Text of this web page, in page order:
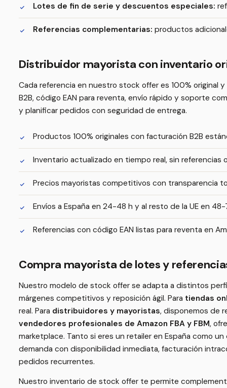
Lotes de fin de serie y descuentos especiales:
Referencias complementarias: productos
Distribuidor mayorista con inventario
Cada referencia en nuestro stock offer es 100% original
B2B, código EAN para reventa, envío rápido y soporte
y planificar pedidos con seguridad de entrega.
Productos 100% originales con facturación B2B
Inventario actualizado en tiempo real, sin referencias
Precios mayoristas competitivos con transparencia
Envíos a España en 24-48 h y al resto de la UE en
Referencias con código EAN listas para reventa en
Compra mayorista de lotes y
Nuestro modelo de stock offer se adapta a distintos
márgenes competitivos y reposición ágil. Para tiendas
real. Para distribuidores y mayoristas, disponemos de
vendedores profesionales de Amazon FBA y FBM,
marketplace. Tanto si eres un retailer en España como
demanda con disponibilidad inmediata, facturación
pedidos recurrentes.
Nuestro inventario de stock offer te permite